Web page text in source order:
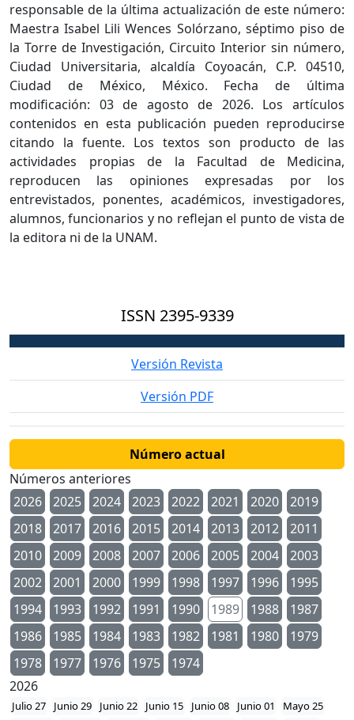
responsable de la última actualización de este número:
Maestra Isabel Lili Wences Solórzano, séptimo piso de
la Torre de Investigación, Circuito Interior sin número,
Ciudad Universitaria, alcaldía Coyoacán, C.P. 04510,
Ciudad de México, México. Fecha de última
modificación: 03 de agosto de 2026. Los artículos
contenidos en esta publicación pueden reproducirse
citando la fuente. Los textos son producto de las
actividades propias de la Facultad de Medicina,
reproducen las opiniones expresadas por los
entrevistados, ponentes, académicos, investigadores,
alumnos, funcionarios y no reflejan el punto de vista de
la editora ni de la UNAM.
ISSN 2395-9339
Versión Revista
Versión PDF
Número actual
Números anteriores
2026
2025 2024 2023 2022 2021 2020
2019
2018
2017 2016 2015 2014 2013 2012
2011
2010
2009 2008 2007 2006 2005 2004
2003
2002
2001 2000 1999 1998 1997 1996
1995
1994
1993 1992 1991 1990 1989 1988
1987
1986
1985 1984 1983 1982 1981 1980
1979
1978
1977 1976 1975
1974
2026
Julio 27 Junio 29 Junio 22 Junio 15 Junio 08 Junio 01
Mayo 25